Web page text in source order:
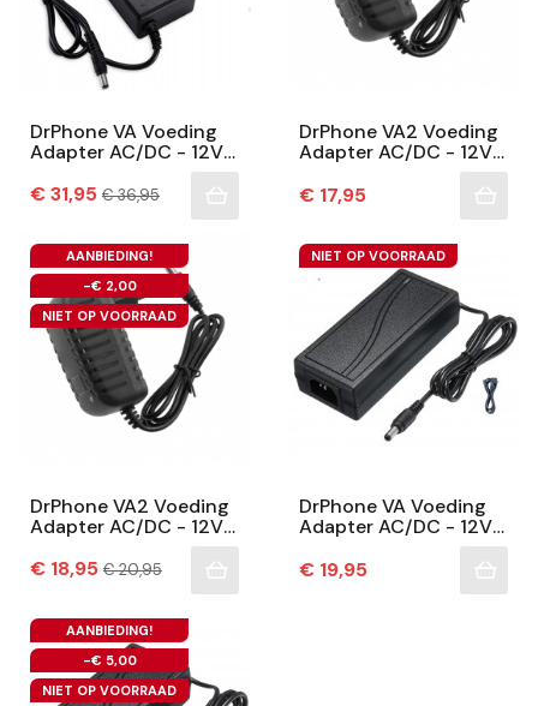
DrPhone VA Voeding
Adapter AC/DC - 12V
8A - Universele Lader
– 50/60hz - 96W –
Plug 5.5mm X 2.5mm...
Prijs
€ 31,95Normale
€ 36,95
DrPhone VA2 Voeding
Adapter AC/DC - 12V
2A - Universele Lader
– 50/60hz – Plug
5.5mm X 2.5mm -
Prijs
€ 17,95
AANBIEDING!
-€ 2,00
NIET OP VOORRAAD
DrPhone VA2 Voeding
Adapter AC/DC - 12V
3A - Universele Lader
– 50/60hz – Plug
Prijs
€ 18,95Normale
€ 20,95
NIET OP VOORRAAD
DrPhone VA Voeding
Adapter AC/DC - 12V
3A - Universele Lader
– 50/60hz 1.6A – Plug
5.5mm X 2.5mm...
Prijs
€ 19,95
AANBIEDING!
-€ 5,00
NIET OP VOORRAAD